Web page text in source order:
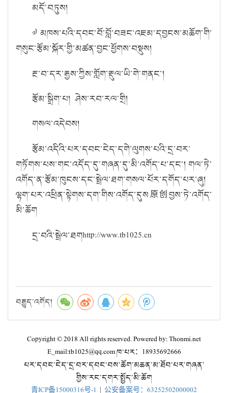
མདོ་བཏུས།
༧ མཁས་པའི་དབང་བོ་བློ་བཟང་འཇམ་དབྱངས་མཆོག་གི་
གསུང་རྩོམ་སྐོར་གྱི་མཚན་བྱང་ཕྱོགས་བསྡུས།
རྔ་བ་དར་རྒྱས་ཀྱིས་གློག་རྡུལ་ཡི་གེ་གནང་།
རྩོམ་སྒྲིག་པ། ཤེས་རབ་རལ་གྲི།
གསལ་འདེབས།
རྩོམ་འདིའི་པར་དབང་ངེད་དགེ་ལུགས་པའི་དྲ་བར་
གཏོགས་པས་གང་འདོད་དུ་གཞན་དུ་མི་འགོད་པ་དང་། གལ་ཏེ་
འགོད་ན་རྩོམ་ཁུངས་དང་སྦྲེལ་ཐག་གསལ་པོར་དགོད་པར་ཞུ།
ལྷག་པར་འཕྲིན་སྟེགས་དག་གིས་འགོད་དུས原创བྱས་ཏེ་འགོད་
མི་ཆོག
དྲ་བའི་སྦྲེལ་ཐགhttp://www.tb1025.cn
བརྒྱུད་འགོད།
Copyright © 2018 All rights reserved. Powered by: Thonmi.net
E_mail:tb1025@qq.com ཁ་པར：18935692666
པར་དབང་ངེད་དྲ་བར་དབང་བས་ཆོག་མཆན་མ་ཐོབ་པར་གཞན་
གྱིས་རང་དགར་སྤྱོད་མི་ཆོག
青ICP备15000316号-1 | 公安备案号：63252502000002